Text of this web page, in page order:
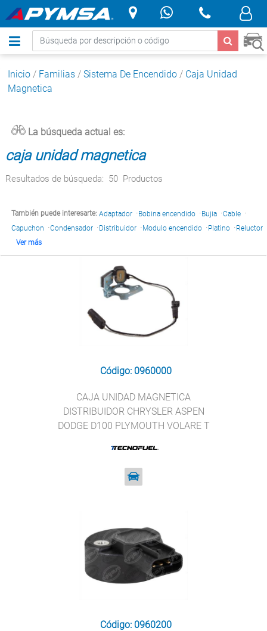
.
Inicio / Familias / Sistema De Encendido / Caja Unidad
Magnetica
La búsqueda actual es:
caja unidad magnetica
Resultados de búsqueda: 50 Productos
También puede interesarte: Adaptador ·Bobina encendido ·Bujia ·Cable ·
Capuchon ·Condensador ·Distribuidor ·Modulo encendido ·Platino ·Reluctor
Ver más
Código: 0960000
CAJA UNIDAD MAGNETICA
DISTRIBUIDOR CHRYSLER ASPEN
DODGE D100 PLYMOUTH VOLARE T
Código: 0960200